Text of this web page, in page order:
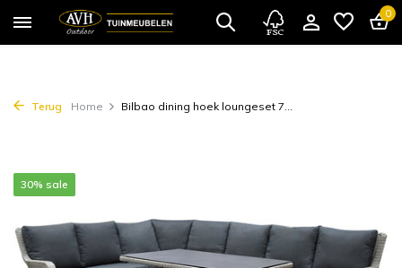
0
Terug Home Bilbao dining hoek loungeset 7...
30% sale